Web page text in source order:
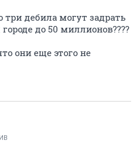
три дебила могут задрать
до 50 миллионов????
они еще этого не